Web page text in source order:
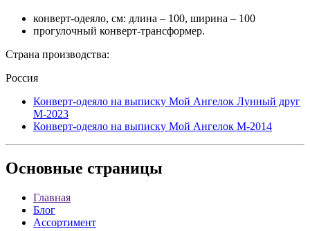
конверт-одеяло, см: длина – 100, ширина – 100
прогулочный конверт-трансформер.
Страна производства:
Россия
Конверт-одеяло на выписку Мой Ангелок Лунный друг
М-2023
Конверт-одеяло на выписку Мой Ангелок М-2014
Основные страницы
Главная
Блог
Ассортимент